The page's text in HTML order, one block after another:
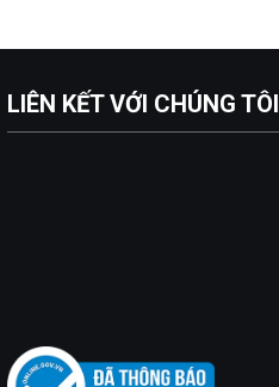
LIÊN KẾT VỚI CHÚNG TÔI